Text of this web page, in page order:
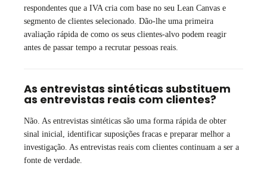
respondentes que a IVA cria com base no seu Lean Canvas e
segmento de clientes selecionado. Dão-lhe uma primeira
avaliação rápida de como os seus clientes-alvo podem reagir
antes de passar tempo a recrutar pessoas reais.
As entrevistas sintéticas substituem
as entrevistas reais com clientes?
Não. As entrevistas sintéticas são uma forma rápida de obter
sinal inicial, identificar suposições fracas e preparar melhor a
investigação. As entrevistas reais com clientes continuam a ser a
fonte de verdade.